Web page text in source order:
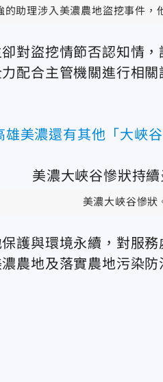
的助理涉入美濃農地盜挖事件，
對盜挖情節否認知情
配合主管機關進行相
雄美濃還有其他「大峽
美濃大峽谷慘狀
護與環境永續，對服
農地及落實農地污染防